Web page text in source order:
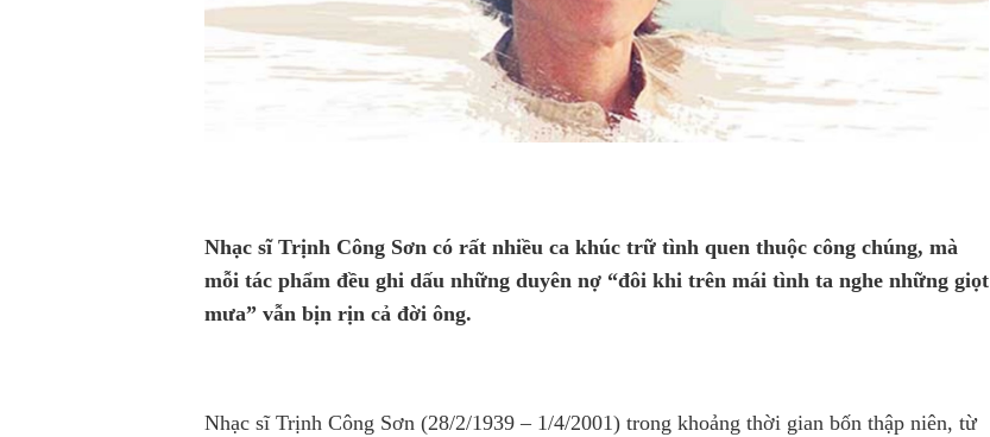
Nhạc sĩ Trịnh Công Sơn có rất nhiều ca khúc trữ tình quen thuộc công chúng, mà
mỗi tác phẩm đều ghi dấu những duyên nợ “đôi khi trên mái tình ta nghe những giọt
mưa” vẫn bịn rịn cả đời ông.
Nhạc sĩ Trịnh Công Sơn (28/2/1939 – 1/4/2001) trong khoảng thời gian bốn thập niên, từ